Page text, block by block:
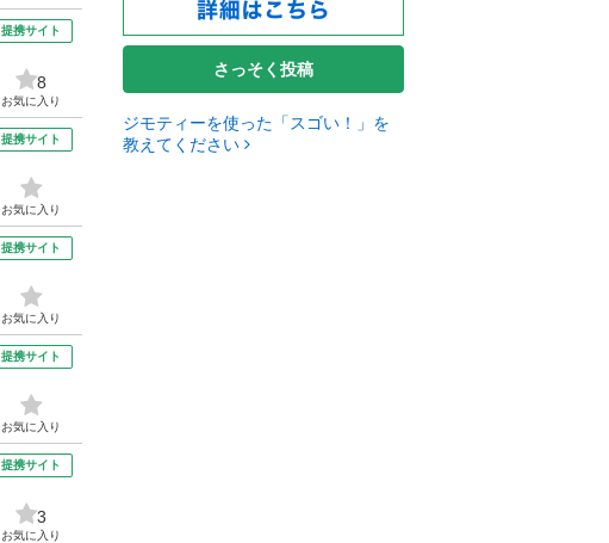
提携サイト
8
お気に入り
提携サイト
お気に入り
提携サイト
お気に入り
提携サイト
お気に入り
提携サイト
3
お気に入り
さっそく投稿
ジモティーを使った「スゴい！」を
教えてください